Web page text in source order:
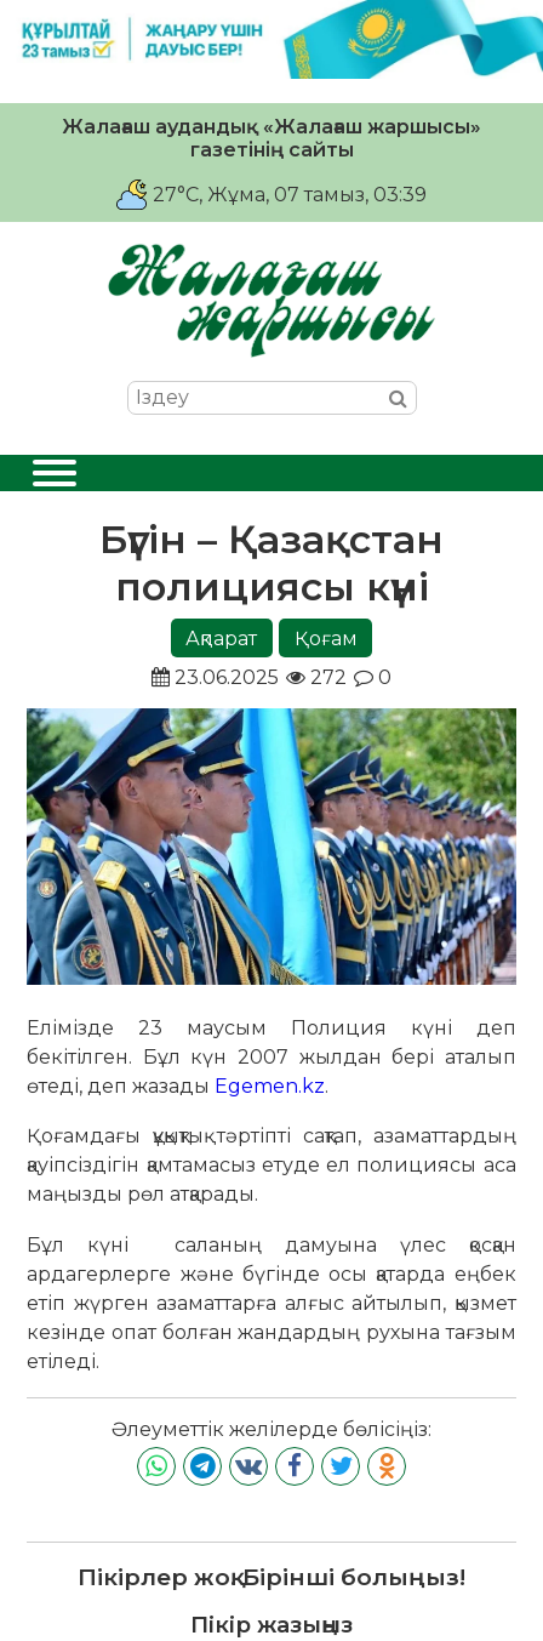
Жалағаш аудандық «Жалағаш жаршысы»
газетінің сайты
27°C, Жұма, 07 тамыз, 03:39
Бүгін – Қазақстан
полициясы күні
Ақпарат
Қоғам
23.06.2025
272 0
Елімізде 23 маусым Полиция күні деп
бекітілген. Бұл күн 2007 жылдан бері аталып
өтеді, деп жазады Egemen.kz.
Қоғамдағы құқықтық тәртіпті сақтап, азаматтардың
қауіпсіздігін қамтамасыз етуде ел полициясы аса
маңызды рөл атқарады.
Бұл күні саланың дамуына үлес қосқан
ардагерлерге және бүгінде осы қатарда еңбек
етіп жүрген азаматтарға алғыс айтылып, қызмет
кезінде опат болған жандардың рухына тағзым
етіледі.
Әлеуметтік желілерде бөлісіңіз:
Пікірлер жоқ. Бірінші болыңыз!
Пікір жазыңыз